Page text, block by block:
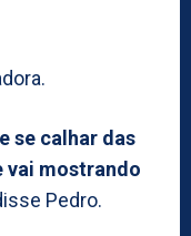
se calhar das
vai mostrando
Pedro.